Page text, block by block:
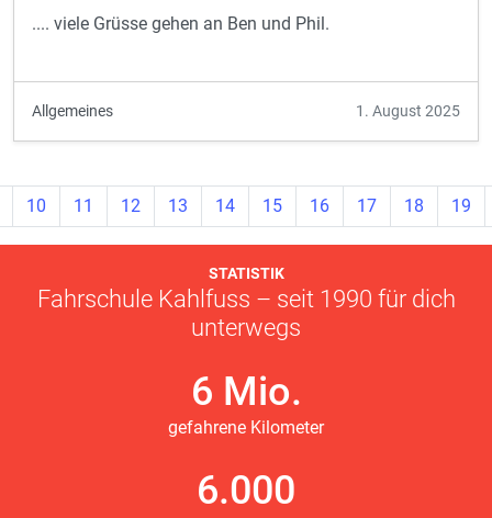
.... viele Grüsse gehen an Ben und Phil.
Allgemeines 1. August 2025
10 11 12 13 14 15 16 17 18 19
STATISTIK
Fahrschule Kahlfuss – seit 1990 für dich
unterwegs
6 Mio.
gefahrene Kilometer
6.000